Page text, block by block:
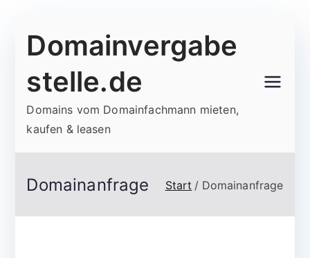
Inhalt
Domainvergabe
stelle.de
Domains vom Domainfachmann mieten,
kaufen & leasen
Domainanfrage Start Domainanfrage